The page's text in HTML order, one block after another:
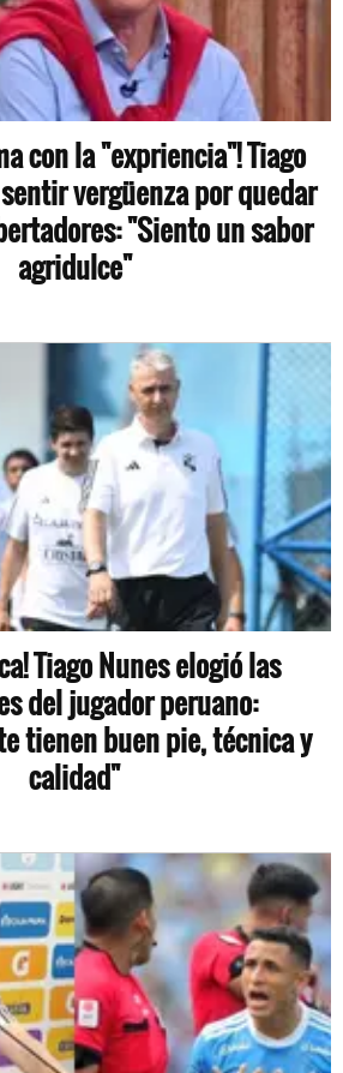
con la "expriencia"! Tiago
vergüenza por quedar
"Siento un sabor
agridulce"
Tiago Nunes elogió las
del jugador peruano:
tienen buen pie, técnica y
calidad"